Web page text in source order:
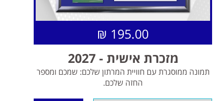
195.00 ₪
מזכרת אישית - 2027
תמונה ממוסגרת עם חוויית המרתון שלכם: שמכם ומספר
החזה שלכם.